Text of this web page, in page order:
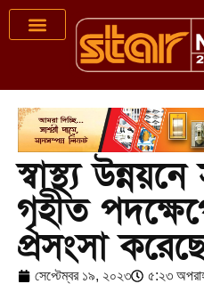
স্বাস্থ্য
গৃহীত
প্রসংসা
সেপ্টেম্বর ১৯, ২০২৩ ৫:২৩